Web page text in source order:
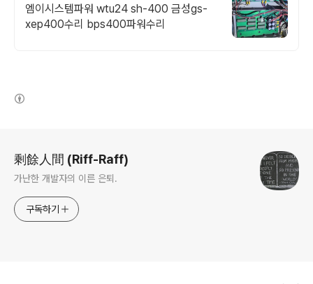
엠이시스템파워 wtu24 sh-400 금성gs-
xep400수리 bps400파워수리
剩餘人間 (Riff-Raff)
가난한 개발자의 이른 은퇴.
구독하기